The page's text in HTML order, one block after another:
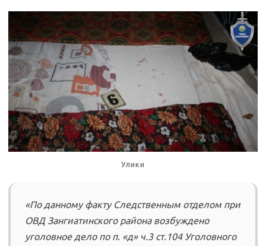
Улики
«По данному факту Следственным отделом при
ОВД Зангиатинского района возбуждено
уголовное дело по п. «д» ч.3 ст.104 Уголовного